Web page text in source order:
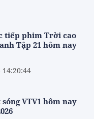
tiếp phim Trời cao
Tập 21 hôm nay
14:20:44
VTV1 hôm nay